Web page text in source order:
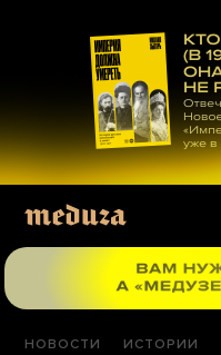
материалам
НОВОСТИ ИСТОРИИ